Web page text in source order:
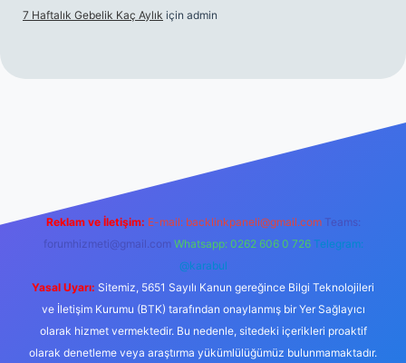
7 Haftalık Gebelik Kaç Aylık için admin
Reklam ve İletişim: E-mail: backlinkpaneli@gmail.com Teams:
forumhizmeti@gmail.com Whatsapp: 0262 606 0 726 Telegram:
@karabul
Yasal Uyarı: Sitemiz, 5651 Sayılı Kanun gereğince Bilgi Teknolojileri
ve İletişim Kurumu (BTK) tarafından onaylanmış bir Yer Sağlayıcı
olarak hizmet vermektedir. Bu nedenle, sitedeki içerikleri proaktif
olarak denetleme veya araştırma yükümlülüğümüz bulunmamaktadır.